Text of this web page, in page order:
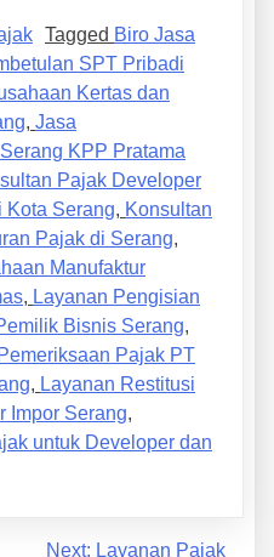
Tagged Biro Jasa
SPT Pribadi
Kertas dan
, Jasa
KPP Pratama
Pajak Developer
Kota Serang, Konsultan
Pajak di Serang,
Manufaktur
, Layanan Pengisian
Bisnis Serang,
Pajak PT
, Layanan Restitusi
Impor Serang,
untuk Developer dan
Next: Layanan Pajak